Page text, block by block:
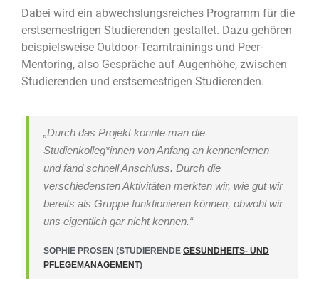
Dabei wird ein abwechslungsreiches Programm für die
erstsemestrigen Studierenden gestaltet. Dazu gehören
beispielsweise Outdoor-Teamtrainings und Peer-
Mentoring, also Gespräche auf Augenhöhe, zwischen
Studierenden und erstsemestrigen Studierenden.
„Durch das Projekt konnte man die
Studienkolleg*innen von Anfang an kennenlernen
und fand schnell Anschluss. Durch die
verschiedensten Aktivitäten merkten wir, wie gut wir
bereits als Gruppe funktionieren können, obwohl wir
uns eigentlich gar nicht kennen.“
SOPHIE PROSEN (STUDIERENDE GESUNDHEITS- UND
PFLEGEMANAGEMENT)